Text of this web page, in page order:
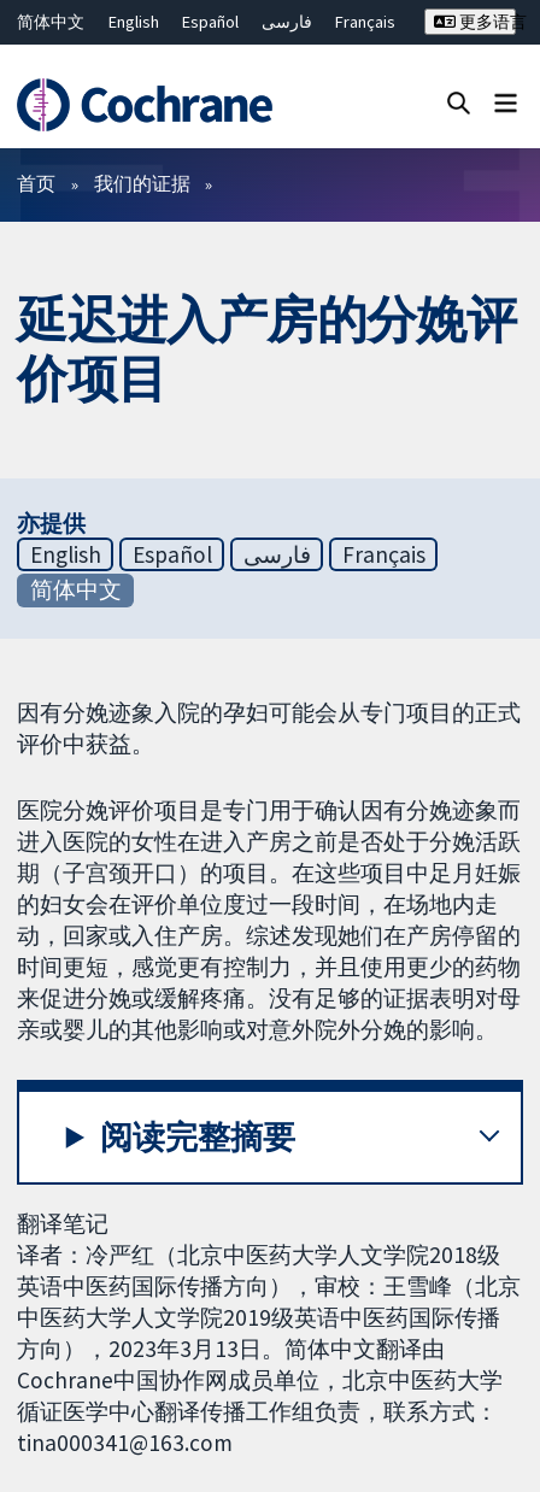
简体中文 English Español فارسی
Français
ไทย
繁體中文
更多语言
过滤
首页 我们的证据
延迟进入产房的分娩评
价项目
亦提供
English
Español فارسی
Français
简体中文
因有分娩迹象入院的孕妇可能会从专门项目的正式
评价中获益。
医院分娩评价项目是专门用于确认因有分娩迹象而
进入医院的女性在进入产房之前是否处于分娩活跃
期（子宫颈开口）的项目。在这些项目中足月妊娠
的妇女会在评价单位度过一段时间，在场地内走
动，回家或入住产房。综述发现她们在产房停留的
时间更短，感觉更有控制力，并且使用更少的药物
来促进分娩或缓解疼痛。没有足够的证据表明对母
亲或婴儿的其他影响或对意外院外分娩的影响。
阅读完整摘要
翻译笔记
译者：冷严红（北京中医药大学人文学院2018级
英语中医药国际传播方向），审校：王雪峰（北京
中医药大学人文学院2019级英语中医药国际传播
方向），2023年3月13日。简体中文翻译由
Cochrane中国协作网成员单位，北京中医药大学
循证医学中心翻译传播工作组负责，联系方式：
tina000341@163.com